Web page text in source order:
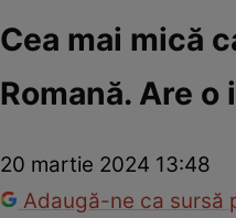
Cea mai mică
Romană. Are
20 martie 2024 13:48
Adaugă-ne ca sursă